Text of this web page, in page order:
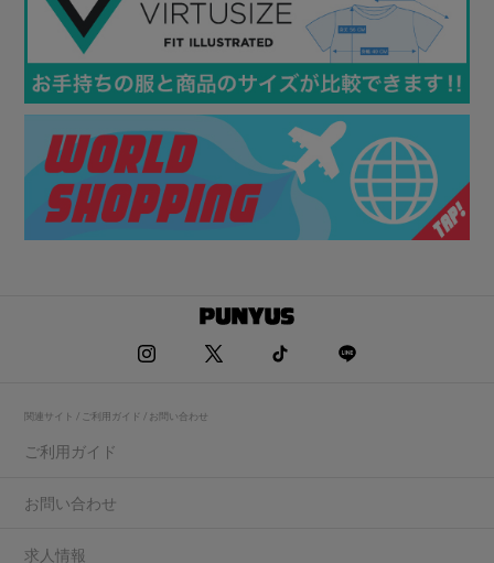
関連サイト / ご利用ガイド / お問い合わせ
ご利用ガイド
お問い合わせ
求人情報